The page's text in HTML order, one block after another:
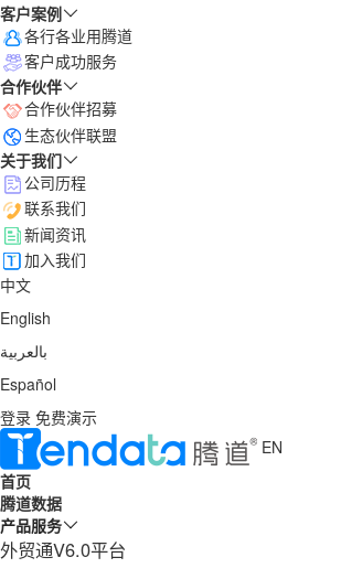
客户案例
各行各业用腾道
客户成功服务
合作伙伴
合作伙伴招募
生态伙伴联盟
关于我们
公司历程
联系我们
新闻资讯
加入我们
中文
English
بالعربية
Español
登录 免费演示
EN
首页
腾道数据
产品服务
外贸通V6.0平台